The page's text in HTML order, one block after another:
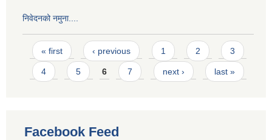
निवेदनको नमुना....
Pages
« first ‹ previous 1 2 3
4 5 6 7 next › last »
Facebook Feed